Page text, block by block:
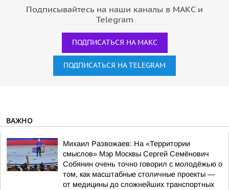
Подписывайтесь на наши каналы в МАКС и
Telegram
ПОДПИСАТЬСЯ НА МАКС
ПОДПИСАТЬСЯ НА TELEGRAM
ВАЖНО
Михаил Развожаев: На «Территории
смыслов» Мэр Москвы Сергей Семёнович
Собянин очень точно говорил с молодёжью о
том, как масштабные столичные проекты —
от медицины до сложнейших транспортных